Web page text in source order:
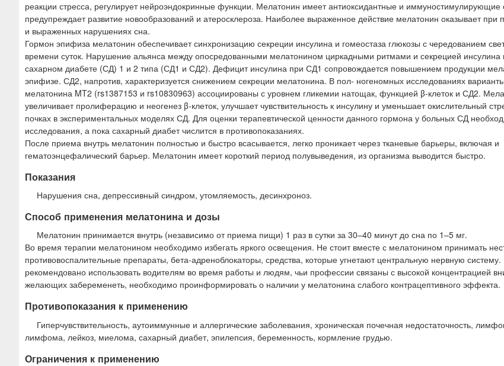
реакции стресса, регулирует нейроэндокринные функции. Мелатонин имеет антиоксидантные и иммуностимулирующие
предупреждает развитие новообразований и атеросклероза. Наиболее выраженное действие мелатонин оказывает при
и выраженных нарушениях сна.
Гормон эпифиза мелатонин обеспечивает синхронизацию секреции инсулина и гомеостаза глюкозы с чередованием
времени суток. Нарушение альянса между опосредованными мелатонином циркадными ритмами и секрецией инсулина
сахарном диабете (СД) 1 и 2 типа (СД1 и СД2). Дефицит инсулина при СД1 сопровождается повышением продукции
эпифизе. СД2, напротив, характеризуется снижением секреции мелатонина. В пол- ногеномных исследованиях
мелатонина MT2 (rs1387153 и rs10830963) ассоциированы с уровнем гликемии натощак, функцией β-клеток и СД2.
увеличивает пролиферацию и неогенез β-клеток, улучшает чувствительность к инсулину и уменьшает окислительный
почках в экспериментальных моделях СД. Для оценки терапевтической ценности данного гормона у больных СД
исследования, а пока сахарный диабет числится в противопоказаниях.
После приема внутрь мелатонин полностью и быстро всасывается, легко проникает через тканевые барьеры, включая и
гематоэнцефалический барьер. Мелатонин имеет короткий период полувыведения, из организма выводится быстро.
Показания
Нарушения сна, депрессивный синдром, утомляемость, десинхроноз.
Способ применения мелатонина и дозы
Мелатонин принимается внутрь (независимо от приема пищи) 1 раз в сутки за 30–40 минут до сна по 1–5 мг.
Во время терапии мелатонином необходимо избегать яркого освещения. Не стоит вместе с мелатонином принимать
противовоспалительные препараты, бета-адреноблокаторы, средства, которые угнетают центральную нервную
рекомендовано использовать водителям во время работы и людям, чьи профессии связаны с высокой концентрацией
желающих забеременеть, необходимо проинформировать о наличии у мелатонина слабого контрацептивного эффекта.
Противопоказания к применению
Гиперчувствительность, аутоиммунные и аллергические заболевания, хроническая почечная недостаточность,
лимфома, лейкоз, миелома, сахарный диабет, эпилепсия, беременность, кормление грудью.
Ограничения к применению